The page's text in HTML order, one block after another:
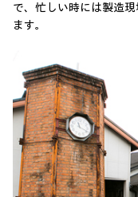
で、忙しい時には製造
ます。